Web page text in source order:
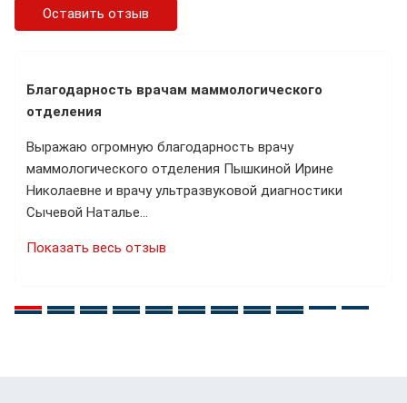
Оставить отзыв
Благодарность врачам маммологического
отделения
Выражаю огромную благодарность врачу
маммологического отделения Пышкиной Ирине
Николаевне и врачу ультразвуковой диагностики
Сычевой Наталье…
Показать весь отзыв